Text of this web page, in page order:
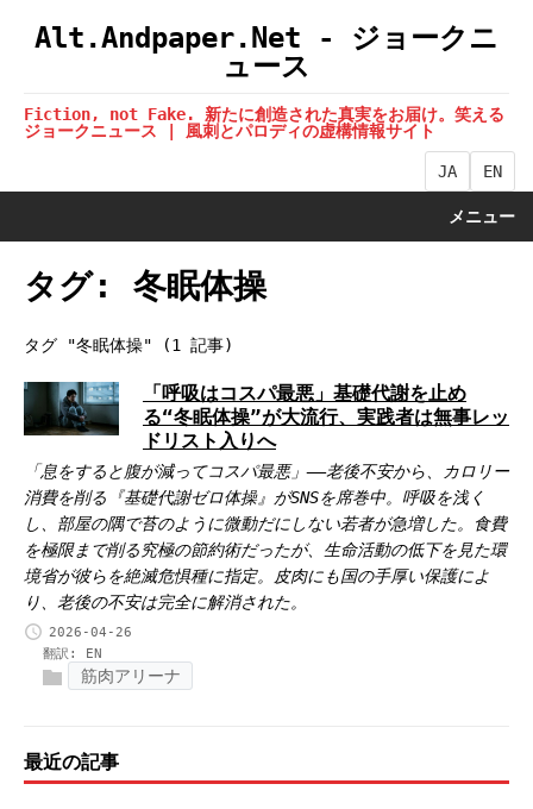
Alt.Andpaper.Net - ジョークニ
ュース
Fiction, not Fake. 新たに創造された真実をお届け。笑える
ジョークニュース | 風刺とパロディの虚構情報サイト
JA EN
メニュー
タグ: 冬眠体操
タグ "冬眠体操" (1 記事)
「呼吸はコスパ最悪」基礎代謝を止め
る“冬眠体操”が大流行、実践者は無事レッ
ドリスト入りへ
「息をすると腹が減ってコスパ最悪」――老後不安から、カロリー
消費を削る『基礎代謝ゼロ体操』がSNSを席巻中。呼吸を浅く
し、部屋の隅で苔のように微動だにしない若者が急増した。食費
を極限まで削る究極の節約術だったが、生命活動の低下を見た環
境省が彼らを絶滅危惧種に指定。皮肉にも国の手厚い保護によ
り、老後の不安は完全に解消された。
2026-04-26
翻訳: EN
筋肉アリーナ
最近の記事